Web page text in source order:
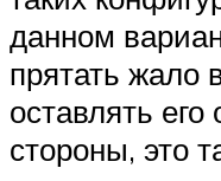
данном
прятать жало
оставлять
стороны, это